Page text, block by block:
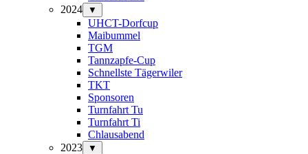
2024
▼
UHCT-Dorfcup
Maibummel
TGM
Tannzapfe-Cup
Schnellste Tägerwiler
TKT
Sponsoren
Turnfahrt Tu
Turnfahrt Ti
Chlausabend
2023
▼